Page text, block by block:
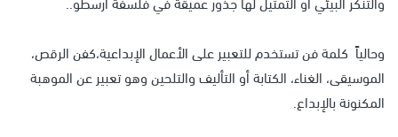
وحالياً كلمة فن تستخدم للتعبير على الأعمال الإبداعية،كفن الرقص،
الموسيقى، الغناء، الكتابة أو التأليف والتلحين وهو تعبير عن الموهبة
المكنونة بالإبداع.